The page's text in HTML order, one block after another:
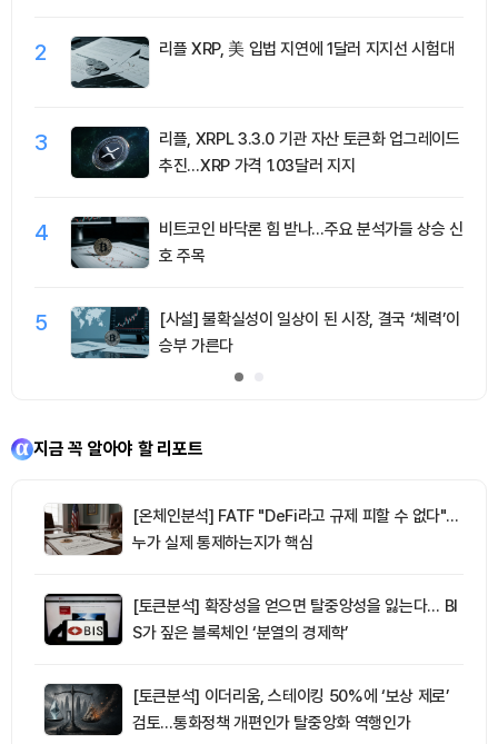
2 리플 XRP, 美 입법 지연에 1달러 지지선 시험대
3
리플, XRPL 3.3.0 기관 자산 토큰화 업그레이드
추진…XRP 가격 1.03달러 지지
4
비트코인 바닥론 힘 받나…주요 분석가들 상승 신
호 주목
5
[사설] 불확실성이 일상이 된 시장, 결국 ‘체력’이
승부 가른다
지금 꼭 알아야 할 리포트
[온체인분석] FATF "DeFi라고 규제 피할 수 없다"…
누가 실제 통제하는지가 핵심
[토큰분석] 확장성을 얻으면 탈중앙성을 잃는다… BI
S가 짚은 블록체인 ‘분열의 경제학’
[토큰분석] 이더리움, 스테이킹 50%에 ‘보상 제로’
검토…통화정책 개편인가 탈중앙화 역행인가